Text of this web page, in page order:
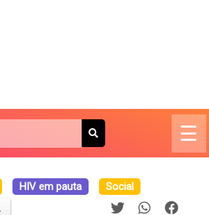
☰
HIV em pauta Social